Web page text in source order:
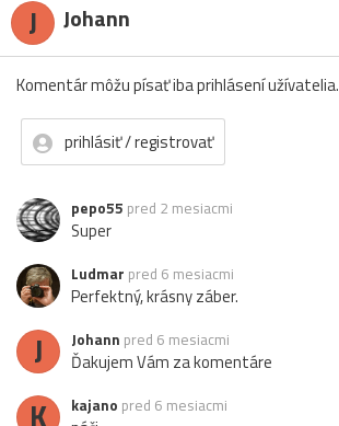
J Johann
Komentár môžu písať iba prihlásení užívatelia.
prihlásiť / registrovať
pepo55 pred 2 mesiacmi
Super
Ludmar pred 6 mesiacmi
Perfektný, krásny záber.
J Johann pred 6 mesiacmi
Ďakujem Vám za komentáre
K kajano pred 6 mesiacmi